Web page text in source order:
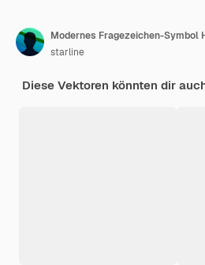
Modernes Fragezeichen-Symbol
starline
Diese Vektoren könnten dir